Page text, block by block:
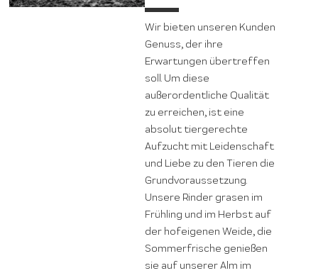
Wir bieten unseren Kunden
Genuss, der ihre
Erwartungen übertreffen
soll. Um diese
außerordentliche Qualität
zu erreichen, ist eine
absolut tiergerechte
Aufzucht mit Leidenschaft
und Liebe zu den Tieren die
Grundvoraussetzung.
Unsere Rinder grasen im
Frühling und im Herbst auf
der hofeigenen Weide, die
Sommerfrische genießen
sie auf unserer Alm im